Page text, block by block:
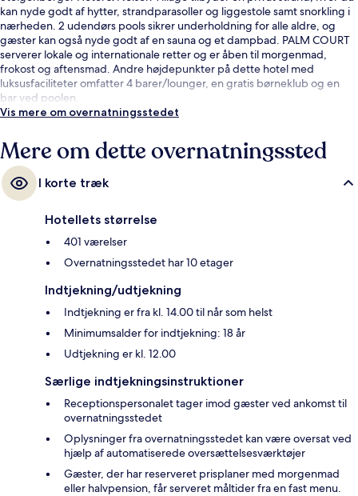
kan nyde godt af hytter, strandparasoller og liggestole samt snorkling i
nærheden. 2 udendørs pools sikrer underholdning for alle aldre, og
gæster kan også nyde godt af en sauna og et dampbad. PALM COURT
serverer lokale og internationale retter og er åben til morgenmad,
frokost og aftensmad. Andre højdepunkter på dette hotel med
luksusfaciliteter omfatter 4 barer/lounger, en gratis børneklub og en
bar ved poolen.
Vis mere om overnatningsstedet
Mere om dette overnatningssted
I korte træk
Hotellets størrelse
401 værelser
Overnatningsstedet har 10 etager
Indtjekning/udtjekning
Indtjekning er fra kl. 14.00 til når som helst
Minimumsalder for indtjekning: 18 år
Udtjekning er kl. 12.00
Særlige indtjekningsinstruktioner
Receptionspersonalet tager imod gæster ved ankomst til
overnatningsstedet
Oplysninger fra overnatningsstedet kan være oversat ved
hjælp af automatiserede oversættelsesværktøjer
Gæster, der har reserveret prisplaner med morgenmad
eller halvpension, får serveret måltider fra en fast menu.